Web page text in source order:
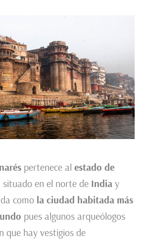
pertenece al estado de
situado en el norte de Indiay
como la ciudad habitada más
pues algunos arqueólogos
que hay vestigios de